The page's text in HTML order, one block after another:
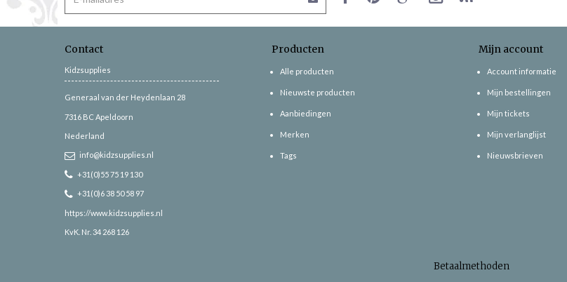
Contact
Kidzsupplies
Generaal van der Heydenlaan 28
7316 BC Apeldoorn
Nederland
info@kidzsupplies.nl
+31(0)55 75 19 130
+31(0)6 38 50 58 97
https://www.kidzsupplies.nl
KvK. Nr. 34 268 126
Producten
Alle producten
Nieuwste producten
Aanbiedingen
Merken
Tags
Mijn account
Account informatie
Mijn bestellingen
Mijn tickets
Mijn verlanglijst
Nieuwsbrieven
Betaalmethoden